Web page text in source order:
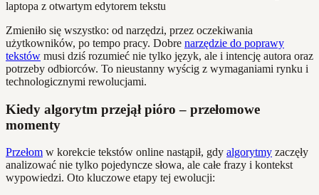
Zmieniło się wszystko: od narzędzi, przez oczekiwania
użytkowników, po tempo pracy. Dobre narzędzie do poprawy
tekstów musi dziś rozumieć nie tylko język, ale i intencję autora oraz
potrzeby odbiorców. To nieustanny wyścig z wymaganiami rynku i
technologicznymi rewolucjami.
Kiedy algorytm przejął pióro – przełomowe
momenty
Przełom w korekcie tekstów online nastąpił, gdy algorytmy zaczęły
analizować nie tylko pojedyncze słowa, ale całe frazy i kontekst
wypowiedzi. Oto kluczowe etapy tej ewolucji: